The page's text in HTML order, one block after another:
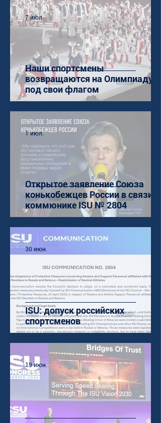
Наши спортсмены
возвращаются на Олимпиаду
под свои флагом
7 июл.
Открытое заявление Союза
конькобежцев России в связи с
коммюнике ISU № 2804
1 июл.
ISU: допуск российских
спортсменов
30 июн.
19 июн.